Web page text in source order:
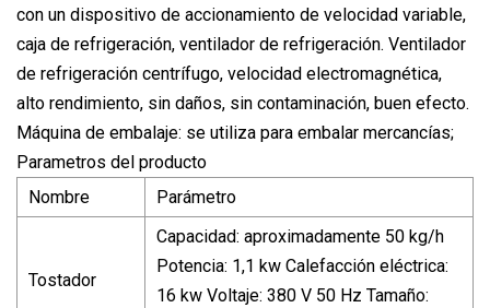
con un dispositivo de accionamiento de velocidad variable,
caja de refrigeración, ventilador de refrigeración. Ventilador
de refrigeración centrífugo, velocidad electromagnética,
alto rendimiento, sin daños, sin contaminación, buen efecto.
Máquina de embalaje: se utiliza para embalar mercancías;
Parametros del producto
Nombre
Parámetro
Tostador
Capacidad: aproximadamente 50 kg/h
Potencia: 1,1 kw Calefacción eléctrica:
16 kw Voltaje: 380 V 50 Hz Tamaño: